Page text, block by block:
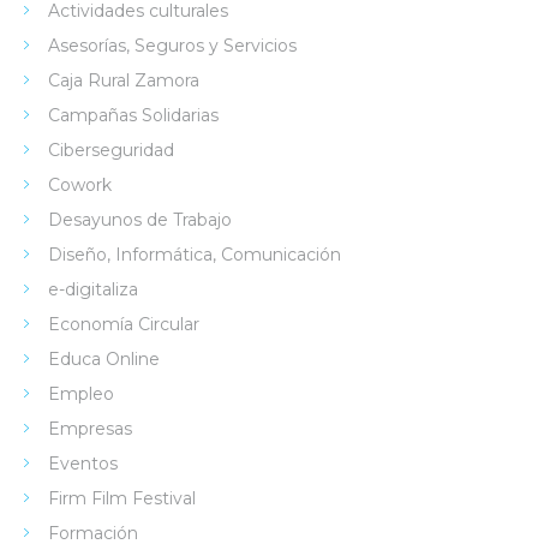
Actividades culturales
Asesorías, Seguros y Servicios
Caja Rural Zamora
Campañas Solidarias
Ciberseguridad
Cowork
Desayunos de Trabajo
Diseño, Informática, Comunicación
e-digitaliza
Economía Circular
Educa Online
Empleo
Empresas
Eventos
Firm Film Festival
Formación